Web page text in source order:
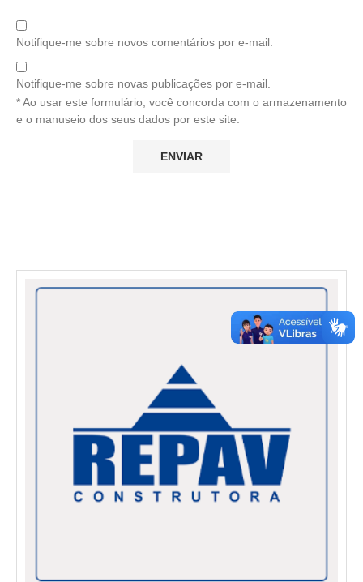
Notifique-me sobre novos comentários por e-mail.
Notifique-me sobre novas publicações por e-mail.
* Ao usar este formulário, você concorda com o armazenamento
e o manuseio dos seus dados por este site.